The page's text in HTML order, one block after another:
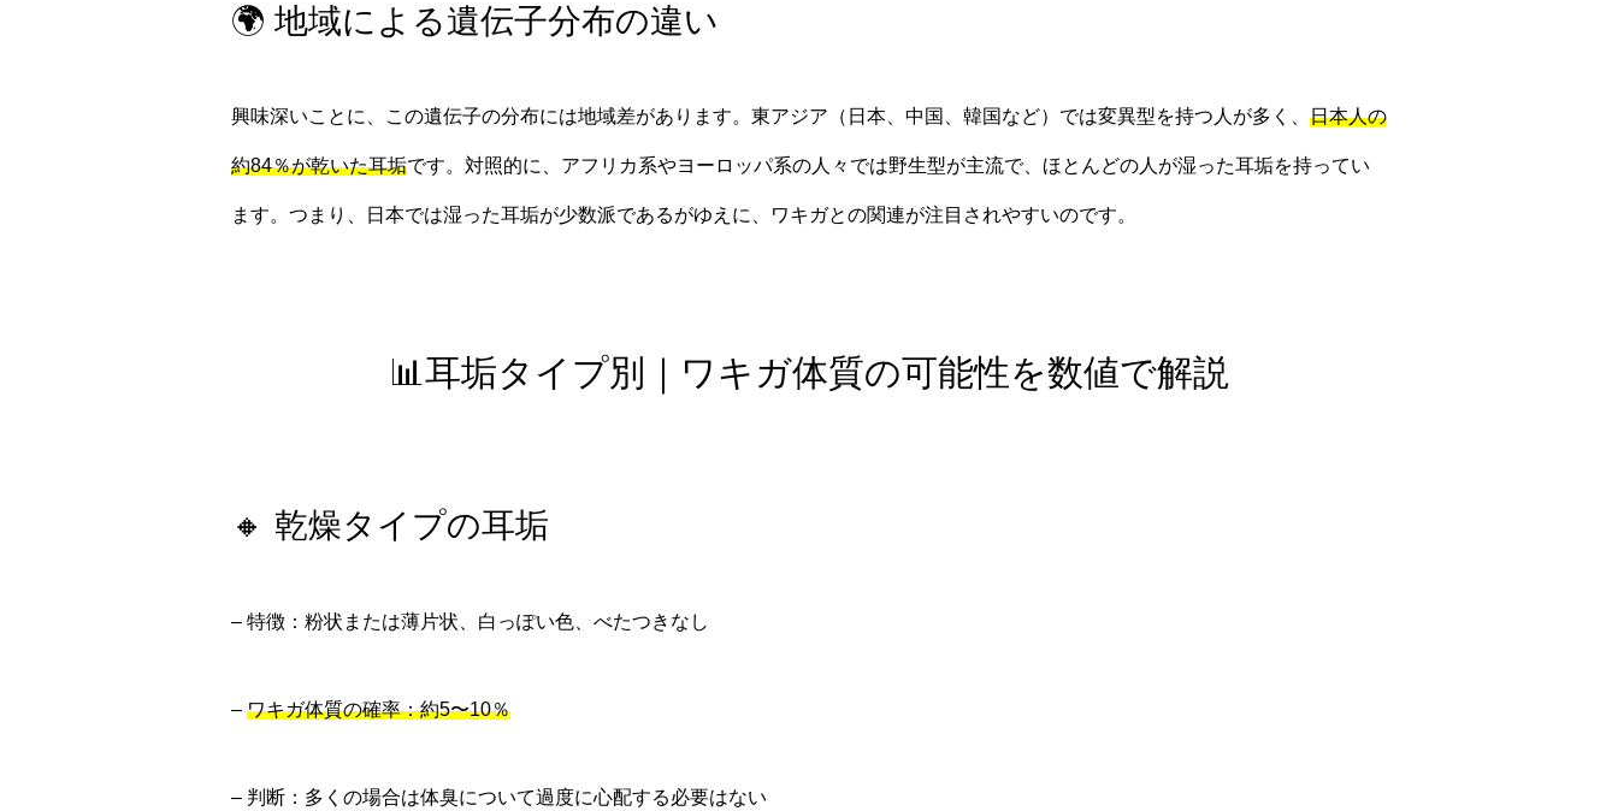
🌍 地域による遺伝子分布の違い
興味深いことに、この遺伝子の分布には地域差があります。東アジア（日本、中国、韓国など）では変異型を持つ人が多く、 日本人の
約84％が乾いた耳垢です。対照的に、アフリカ系やヨーロッパ系の人々では野生型が主流で、ほとんどの人が湿った耳垢を持ってい
ます。つまり、日本では湿った耳垢が少数派であるがゆえに、ワキガとの関連が注目されやすいのです。
📊耳垢タイプ別｜ワキガ体質の可能性を数値で解説
🔸 乾燥タイプの耳垢
– 特徴：粉状または薄片状、白っぽい色、べたつきなし
– ワキガ体質の確率：約5〜10％
– 判断：多くの場合は体臭について過度に心配する必要はない